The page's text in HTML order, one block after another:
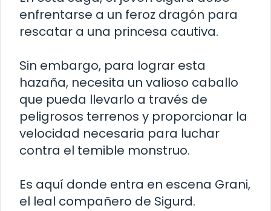
enfrentarse a un feroz dragón para
rescatar a una princesa cautiva.
Sin embargo, para lograr esta
hazaña, necesita un valioso caballo
que pueda llevarlo a través de
peligrosos terrenos y proporcionar la
velocidad necesaria para luchar
contra el temible monstruo.
Es aquí donde entra en escena Grani,
el leal compañero de Sigurd.